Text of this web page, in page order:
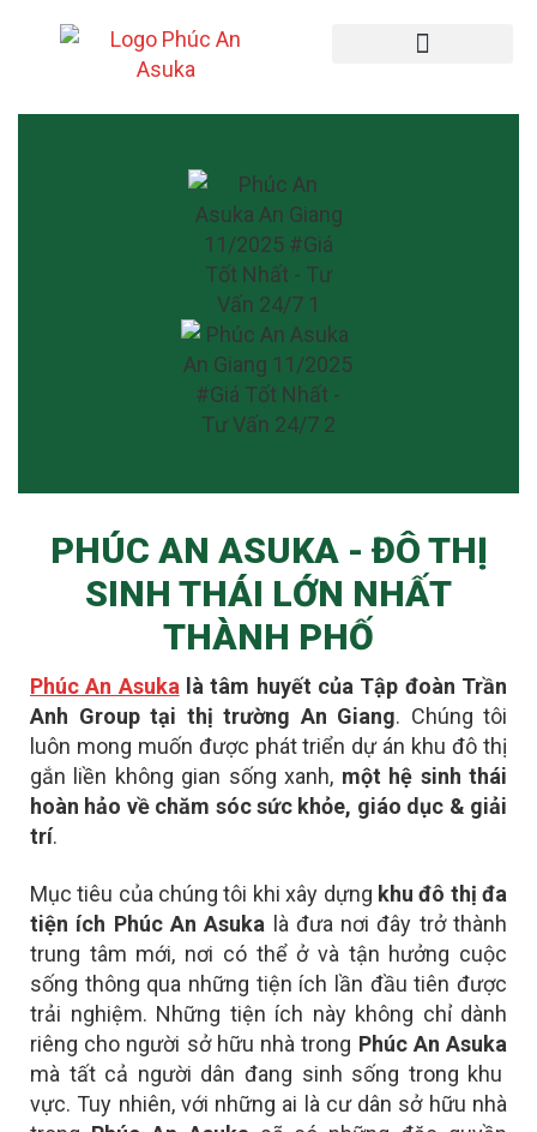
PHÚC AN ASUKA - ĐÔ THỊ
SINH THÁI LỚN NHẤT
THÀNH PHỐ
Phúc An Asuka là tâm huyết của Tập đoàn Trần
Anh Group tại thị trường An Giang. Chúng tôi
luôn mong muốn được phát triển dự án khu đô thị
gắn liền không gian sống xanh, một hệ sinh thái
hoàn hảo về chăm sóc sức khỏe, giáo dục & giải
trí.
Mục tiêu của chúng tôi khi xây dựng khu đô thị đa
tiện ích Phúc An Asuka là đưa nơi đây trở thành
trung tâm mới, nơi có thể ở và tận hưởng cuộc
sống thông qua những tiện ích lần đầu tiên được
trải nghiệm. Những tiện ích này không chỉ dành
riêng cho người sở hữu nhà trong Phúc An Asuka
mà tất cả người dân đang sinh sống trong khu
vực. Tuy nhiên, với những ai là cư dân sở hữu nhà